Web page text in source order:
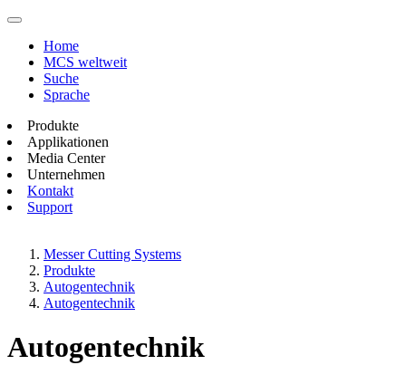
Home
MCS weltweit
Suche
Sprache
Produkte
Applikationen
Media Center
Unternehmen
Kontakt
Support
Messer Cutting Systems
Produkte
Autogentechnik
Autogentechnik
Autogentechnik